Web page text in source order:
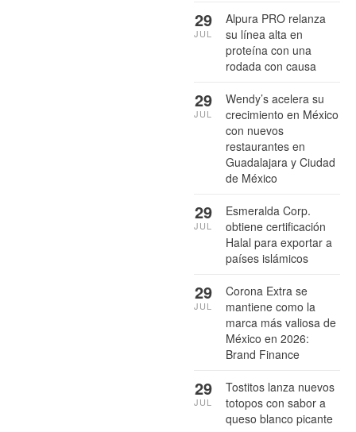
Alpura PRO relanza
su línea alta en
proteína con una
rodada con causa
29
JUL
Wendy’s acelera su
crecimiento en México
con nuevos
restaurantes en
Guadalajara y Ciudad
de México
29
JUL
Esmeralda Corp.
obtiene certificación
Halal para exportar a
países islámicos
29
JUL
Corona Extra se
mantiene como la
marca más valiosa de
México en 2026:
Brand Finance
29
JUL
Tostitos lanza nuevos
totopos con sabor a
queso blanco picante
29
JUL